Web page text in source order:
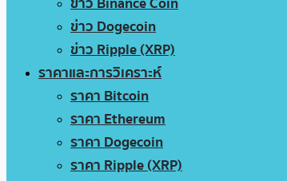
ข่าว Dogecoin
ข่าว Ripple (XRP)
ราคาและการวิเคราะห์
ราคา Bitcoin
ราคา Ethereum
ราคา Dogecoin
ราคา Ripple (XRP)